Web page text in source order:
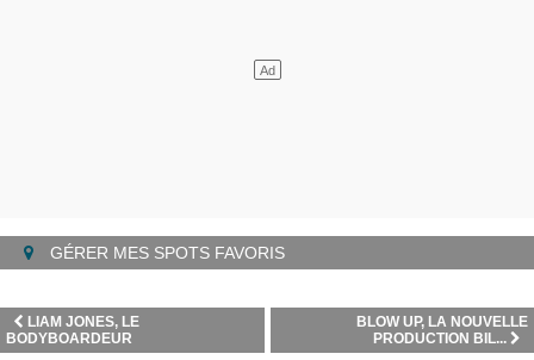
GÉRER MES SPOTS FAVORIS
BLOW UP, LA NOUVELLE
PRODUCTION BIL...
LIAM JONES, LE
BODYBOARDEUR